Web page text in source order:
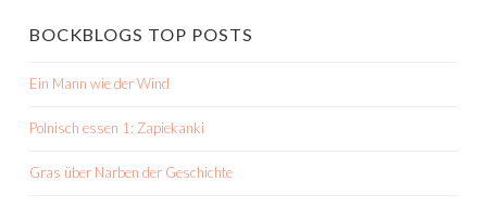
BOCKBLOGS TOP POSTS
Ein Mann wie der Wind
Polnisch essen 1: Zapiekanki
Gras über Narben der Geschichte